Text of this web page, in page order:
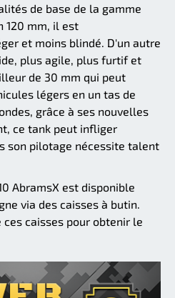
de base de la gamme
120 mm, il est
et moins blindé. D'un autre
plus agile, plus furtif et
de 30 mm qui peut
légers en un tas de
grâce à ses nouvelles
ce tank peut infliger
son pilotage nécessite talent
AbramsX est disponible
via des caisses à butin.
ces caisses pour obtenir le